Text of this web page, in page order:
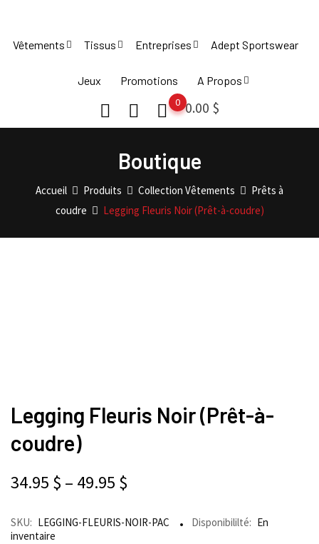
content
Vêtements Tissus Entreprises Adept Sportswear
Jeux Promotions A Propos
0.00 $
0
Boutique
Accueil Produits Collection Vêtements
Prêts à
coudre
Legging Fleuris Noir (Prêt-à-coudre)
Legging Fleuris Noir (Prêt-à-
coudre)
34.95 $ – 49.95 $
SKU: LEGGING-FLEURIS-NOIR-PAC Disponibililté: En
inventaire